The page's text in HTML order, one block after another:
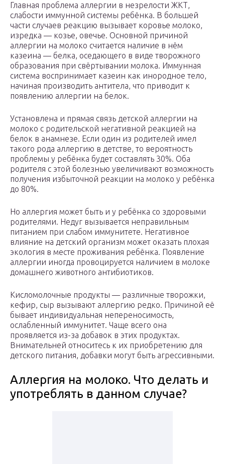
Главная проблема аллергии в незрелости ЖКТ,
слабости иммунной системы ребёнка. В большей
части случаев реакцию вызывает коровье молоко,
изредка — козье, овечье. Основной причиной
аллергии на молоко считается наличие в нём
казеина — белка, оседающего в виде творожного
образования при свёртывании молока. Иммунная
система воспринимает казеин как инородное тело,
начиная производить антитела, что приводит к
появлению аллергии на белок.
Установлена и прямая связь детской аллергии на
молоко с родительской негативной реакцией на
белок в анамнезе. Если один из родителей имел
такого рода аллергию в детстве, то вероятность
проблемы у ребёнка будет составлять 30%. Оба
родителя с этой болезнью увеличивают возможность
получения избыточной реакции на молоко у ребёнка
до 80%.
Но аллергия может быть и у ребёнка со здоровыми
родителями. Недуг вызывается неправильным
питанием при слабом иммунитете. Негативное
влияние на детский организм может оказать плохая
экология в месте проживания ребёнка. Появление
аллергии иногда провоцируется наличием в молоке
домашнего животного антибиотиков.
Кисломолочные продукты — различные творожки,
кефир, сыр вызывают аллергию редко. Причиной её
бывает индивидуальная непереносимость,
ослабленный иммунитет. Чаще всего она
проявляется из-за добавок в этих продуктах.
Внимательней относитесь к их приобретению для
детского питания, добавки могут быть агрессивными.
Аллергия на молоко. Что делать и
употреблять в данном случае?